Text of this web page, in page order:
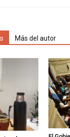
Más del autor